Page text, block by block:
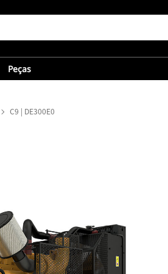
Peças
C9 | DE300E0